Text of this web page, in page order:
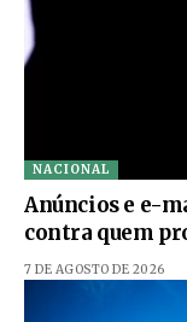
NACIONAL
Anúncios e e-
contra quem
7 DE AGOSTO DE 2026